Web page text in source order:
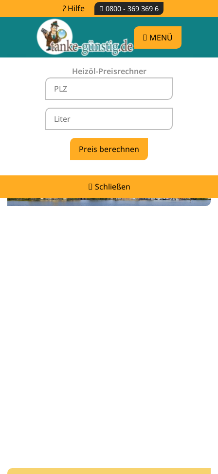
Hilfe 0800 - 369 369 6
MENÜ
Heizöl-Preisrechner
Schließen
Heizölpreise Veelböken -
vergleichen & günstig tanken